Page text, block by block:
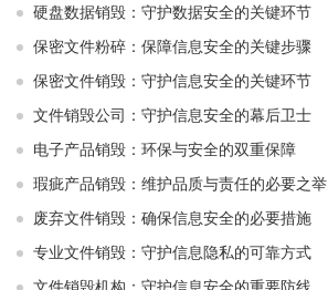
硬盘数据销毁：守护数据安全的关键环节
保密文件粉碎：保障信息安全的关键步骤
保密文件销毁：守护信息安全的关键环节
文件销毁公司：守护信息安全的幕后卫士
电子产品销毁：环保与安全的双重保障
瑕疵产品销毁：维护品质与责任的必要之举
废弃文件销毁：确保信息安全的必要措施
专业文件销毁：守护信息隐私的可靠方式